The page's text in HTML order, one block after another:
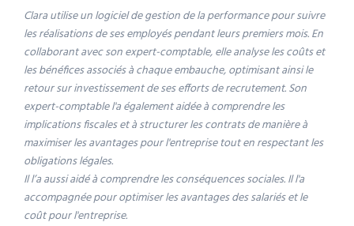
Clara utilise un logiciel de gestion de la performance pour suivre
les réalisations de ses employés pendant leurs premiers mois. En
collaborant avec son expert-comptable, elle analyse les coûts et
les bénéfices associés à chaque embauche, optimisant ainsi le
retour sur investissement de ses efforts de recrutement. Son
expert-comptable l'a également aidée à comprendre les
implications fiscales et à structurer les contrats de manière à
maximiser les avantages pour l'entreprise tout en respectant les
obligations légales.
Il l’a aussi aidé à comprendre les conséquences sociales. Il l'a
accompagnée pour optimiser les avantages des salariés et le
coût pour l'entreprise.